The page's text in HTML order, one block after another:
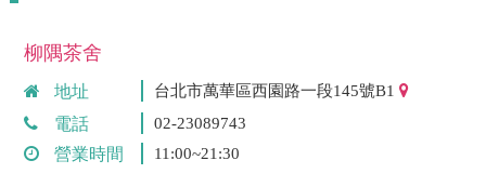
柳隅茶舍
地址 台北市萬華區西園路一段145號B1
電話 02-23089743
營業時間 11:00~21:30